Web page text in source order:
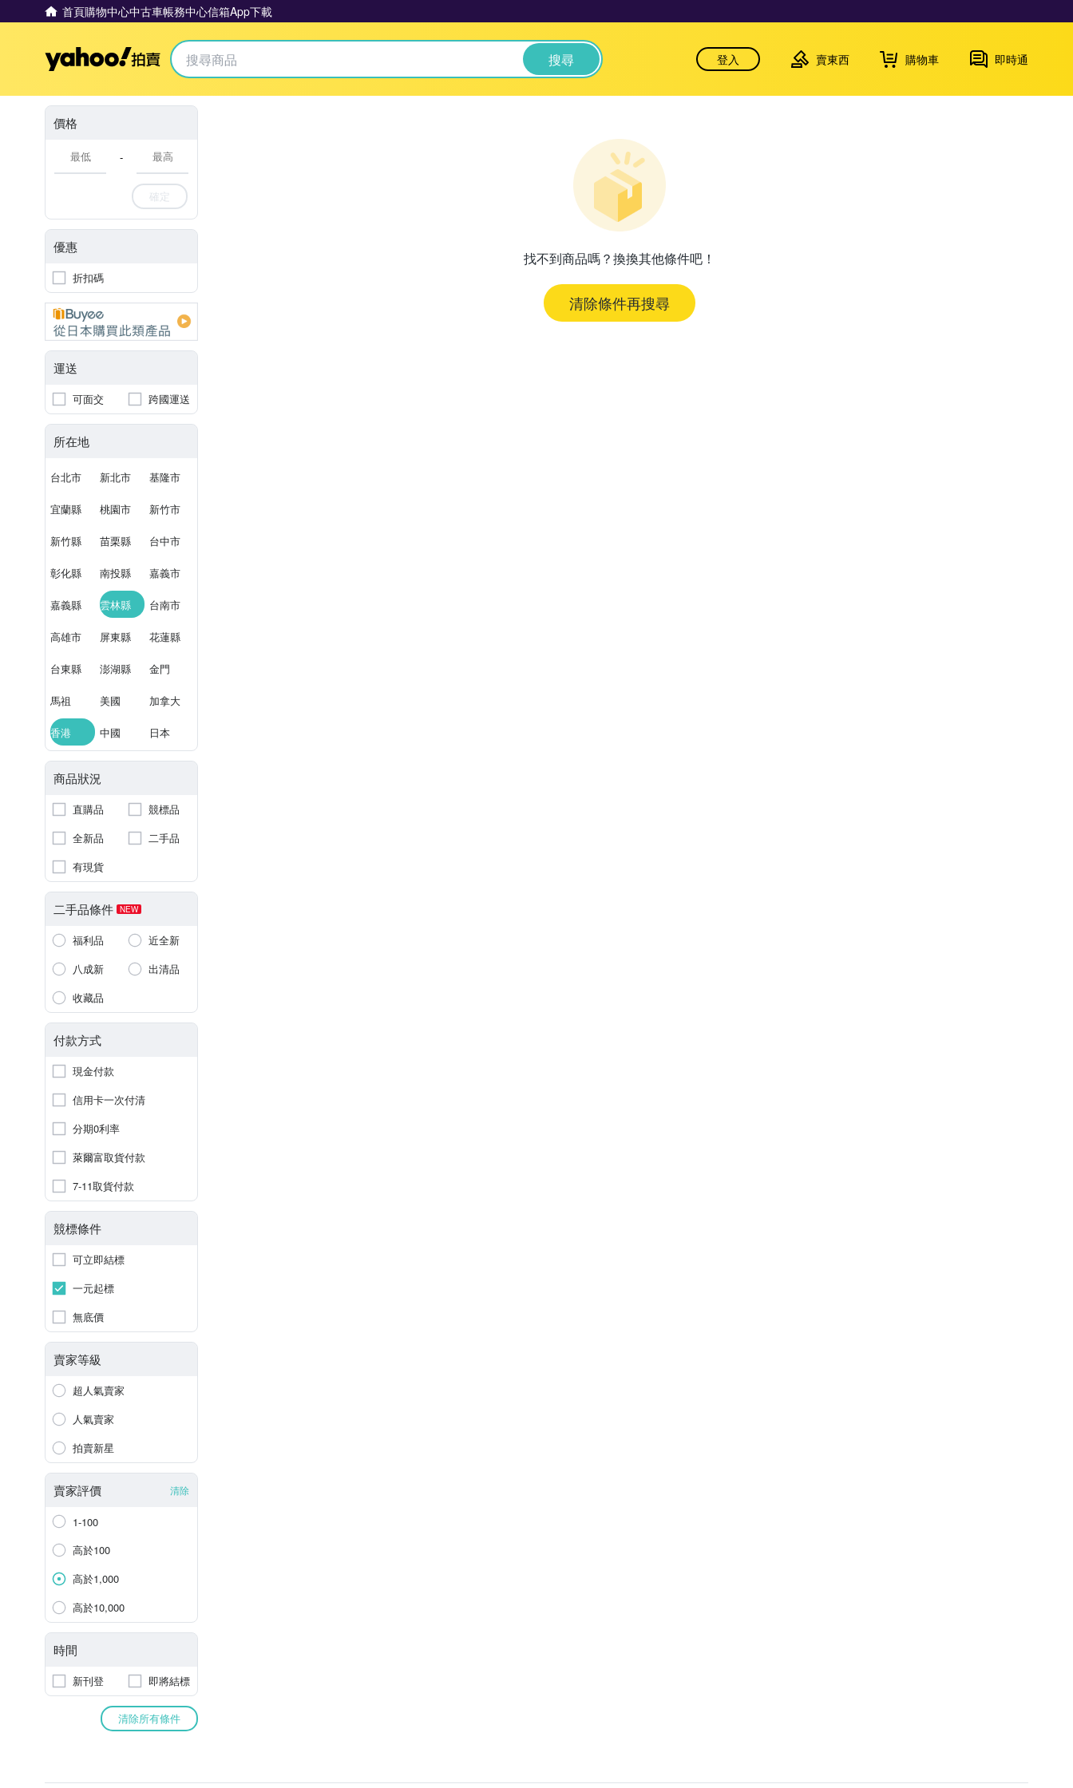
首頁購物中心中古車帳務中心信箱App下載
Yahoo拍賣 搜尋 登入 賣東西 購物車 即時通
價格
-
確定
優惠
折扣碼
運送
可面交 跨國運送
所在地
台北市 新北市 基隆市
宜蘭縣 桃園市 新竹市
新竹縣 苗栗縣 台中市
彰化縣 南投縣 嘉義市
嘉義縣 雲林縣 台南市
高雄市 屏東縣 花蓮縣
台東縣 澎湖縣 金門
馬祖 美國 加拿大
香港 中國 日本
商品狀況
直購品
競標品
全新品
二手品
有現貨
二手品條件 NEW
福利品
近全新
八成新
出清品
收藏品
付款方式
現金付款
信用卡一次付清
分期0利率
萊爾富取貨付款
7-11取貨付款
競標條件
可立即結標
一元起標
無底價
賣家等級
超人氣賣家
人氣賣家
拍賣新星
賣家評價 清除
1-100
高於100
高於1,000
高於10,000
時間
新刊登 即將結標
清除所有條件
找不到商品嗎？換換其他條件吧！
清除條件再搜尋